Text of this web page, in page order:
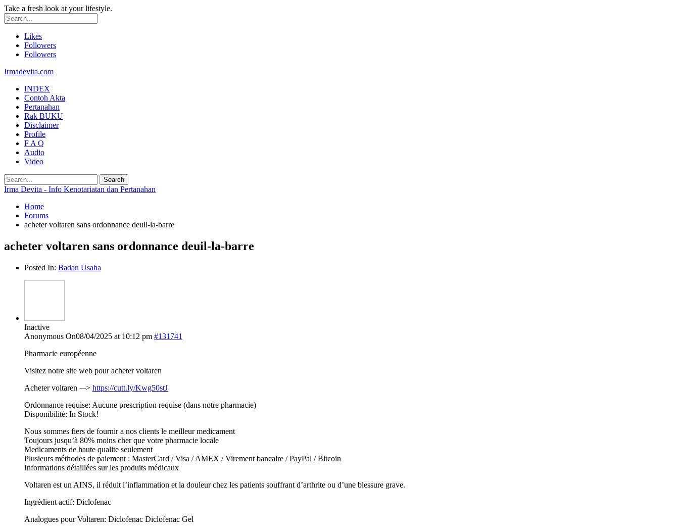
Take a fresh look at your lifestyle.
Likes
Followers
Followers
Irmadevita.com
INDEX
Contoh Akta
Pertanahan
Rak BUKU
Disclaimer
Profile
F A Q
Audio
Video
Irma Devita - Info Kenotariatan dan Pertanahan
Home
Forums
acheter voltaren sans ordonnance deuil-la-barre
acheter voltaren sans ordonnance deuil-la-barre
Posted In: Badan Usaha
Inactive
Anonymous On08/04/2025 at 10:12 pm #131741
Pharmacie européenne
Visitez notre site web pour acheter voltaren
Acheter voltaren -–> https://cutt.ly/Kwg50stJ
Ordonnance requise: Aucune prescription requise (dans notre pharmacie)
Disponibilité: In Stock!
Nous sommes fiers de fournir a nos clients le meilleur medicament
Toujours jusqu’à 80% moins cher que votre pharmacie locale
Medicaments de haute qualite seulement
Plusieurs méthodes de paiement : MasterCard / Visa / AMEX / Virement bancaire / PayPal / Bitcoin
Informations détaillées sur les produits médicaux
Voltaren est un AINS, il réduit l’inflammation et la douleur chez les patients souffrant d’arthrite ou d’une blessure grave.
Ingrédient actif: Diclofenac
Analogues pour Voltaren: Diclofenac Diclofenac Gel